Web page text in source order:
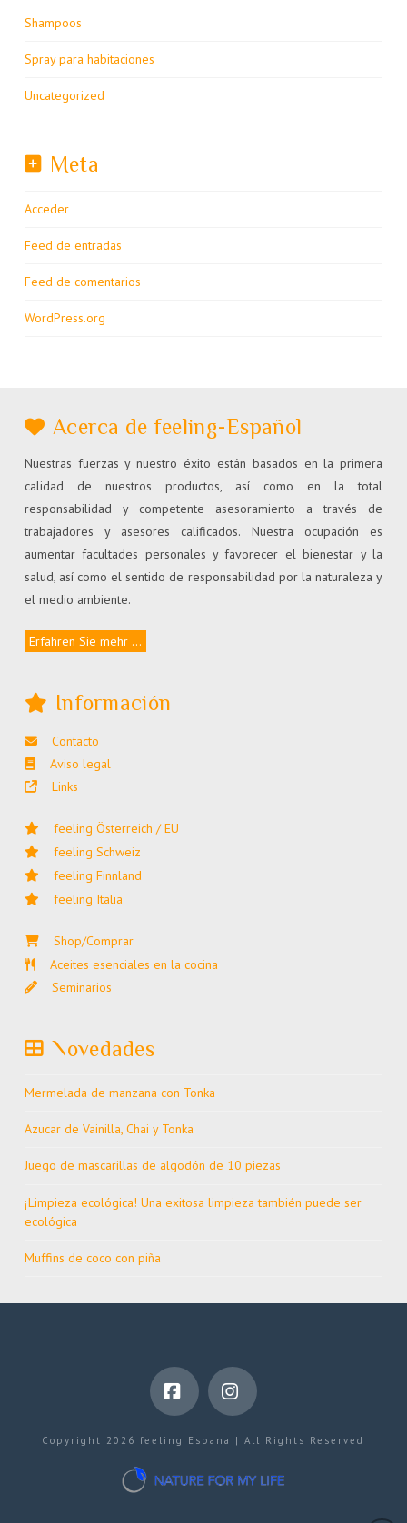
Shampoos
Spray para habitaciones
Uncategorized
Meta
Acceder
Feed de entradas
Feed de comentarios
WordPress.org
Acerca de feeling-Español
Nuestras fuerzas y nuestro éxito están basados en la primera
calidad de nuestros productos, así como en la total
responsabilidad y competente asesoramiento a través de
trabajadores y asesores calificados. Nuestra ocupación es
aumentar facultades personales y favorecer el bienestar y la
salud, así como el sentido de responsabilidad por la naturaleza y
el medio ambiente.
Erfahren Sie mehr ...
Información
Contacto
Aviso legal
Links
feeling Österreich / EU
feeling Schweiz
feeling Finnland
feeling Italia
Shop/Comprar
Aceites esenciales en la cocina
Seminarios
Novedades
Mermelada de manzana con Tonka
Azucar de Vainilla, Chai y Tonka
Juego de mascarillas de algodón de 10 piezas
¡Limpieza ecológica! Una exitosa limpieza también puede ser
ecológica
Muffins de coco con piña
FacebookInstagram
Copyright 2026 feeling Espana | All Rights Reserved